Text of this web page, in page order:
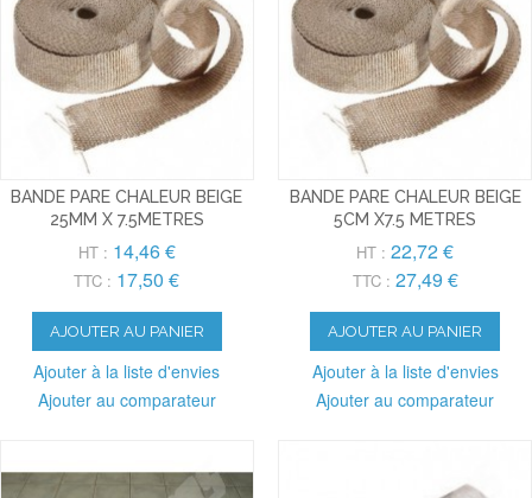
BANDE PARE CHALEUR BEIGE
25MM X 7.5METRES
HT : 14,46 €
TTC : 17,50 €
AJOUTER AU PANIER
Ajouter à la liste d'envies
Ajouter au comparateur
BANDE PARE CHALEUR BEIGE
5CM X7.5 METRES
HT : 22,72 €
TTC : 27,49 €
AJOUTER AU PANIER
Ajouter à la liste d'envies
Ajouter au comparateur